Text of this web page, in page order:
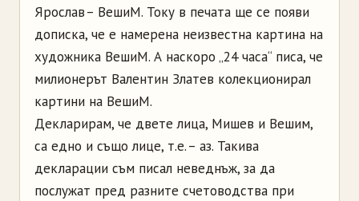
Ярослав – ВешиМ. Току в печата ще се появи
дописка, че е намерена неизвестна картина на
художника ВешиМ. А наскоро „24 часа“ писа, че
милионерът Валентин Златев колекционирал
картини на ВешиМ.
Декларирам, че двете лица, Мишев и Вешим,
са едно и също лице, т.е. – аз. Такива
декларации съм писал неведнъж, за да
послужат пред разните счетоводства при